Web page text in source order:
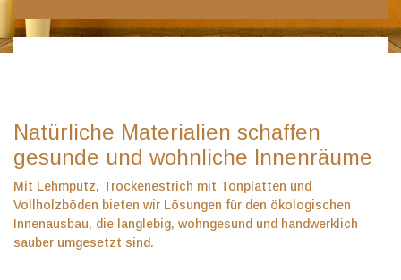
Natürliche Materialien schaffen
gesunde und wohnliche Innenräume
Mit Lehmputz, Trockenestrich mit Tonplatten und
Vollholzböden bieten wir Lösungen für den ökologischen
Innenausbau, die langlebig, wohngesund und handwerklich
sauber umgesetzt sind.